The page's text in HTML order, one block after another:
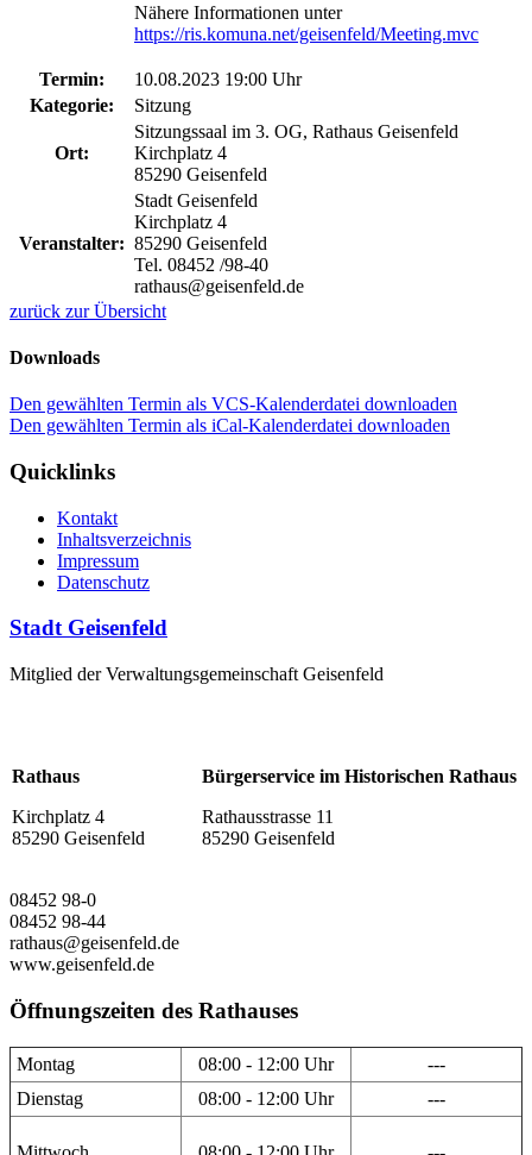
Nähere Informationen unter
https://ris.komuna.net/geisenfeld/Meeting.mvc
Termin:
10.08.2023 19:00 Uhr
Kategorie:
Sitzung
Ort:
Sitzungssaal im 3. OG, Rathaus Geisenfeld
Kirchplatz 4
85290 Geisenfeld
Veranstalter:
Stadt Geisenfeld
Kirchplatz 4
85290 Geisenfeld
Tel. 08452 /98-40
rathaus@geisenfeld.de
zurück zur Übersicht
Downloads
Den gewählten Termin als VCS-Kalenderdatei downloaden
Den gewählten Termin als iCal-Kalenderdatei downloaden
Quicklinks
Kontakt
Inhaltsverzeichnis
Impressum
Datenschutz
Stadt Geisenfeld
Mitglied der Verwaltungsgemeinschaft Geisenfeld
Rathaus
Kirchplatz 4
85290 Geisenfeld
Bürgerservice im Historischen Rathaus
Rathausstrasse 11
85290 Geisenfeld
08452 98-0
08452 98-44
rathaus@geisenfeld.de
www.geisenfeld.de
Öffnungszeiten des Rathauses
Montag 08:00 - 12:00 Uhr
---
Dienstag
08:00 - 12:00 Uhr ---